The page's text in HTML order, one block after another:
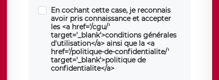
En cochant cette case, je reconnais
avoir pris connaissance et accepter
les <a href='/cgu/'
target='_blank'>conditions générales
d'utilisation</a> ainsi que la <a
href='/politique-de-confidentialite/'
target='_blank'>politique de
confidentialite</a>